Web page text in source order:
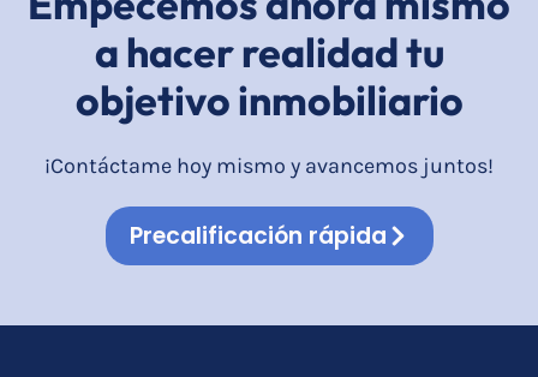
a hacer realidad tu
objetivo inmobiliario
​¡Contáctame hoy mismo y avancemos juntos!
Precalificación rápida